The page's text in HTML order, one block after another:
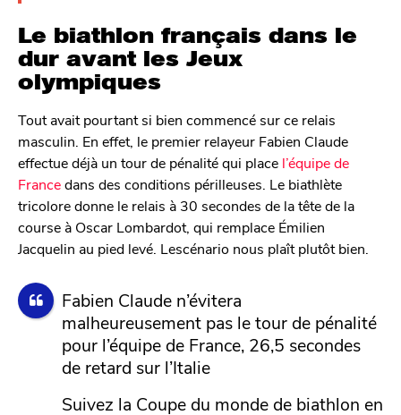
Le biathlon français dans le
dur avant les Jeux
olympiques
Tout avait pourtant si bien commencé sur ce relais
masculin. En effet, le premier relayeur Fabien Claude
effectue déjà un tour de pénalité qui place l’équipe de
Francedans des conditions périlleuses. Le biathlète
tricolore donne le relais à 30 secondes de la tête de la
course à Oscar Lombardot, qui remplace Émilien
Jacquelin au pied levé. Lescénario nous plaît plutôt bien.
Fabien Claude n’évitera
malheureusement pas le tour de pénalité
pour l’équipe de France, 26,5 secondes
de retard sur l’Italie
Suivez la Coupe du monde de biathlon en